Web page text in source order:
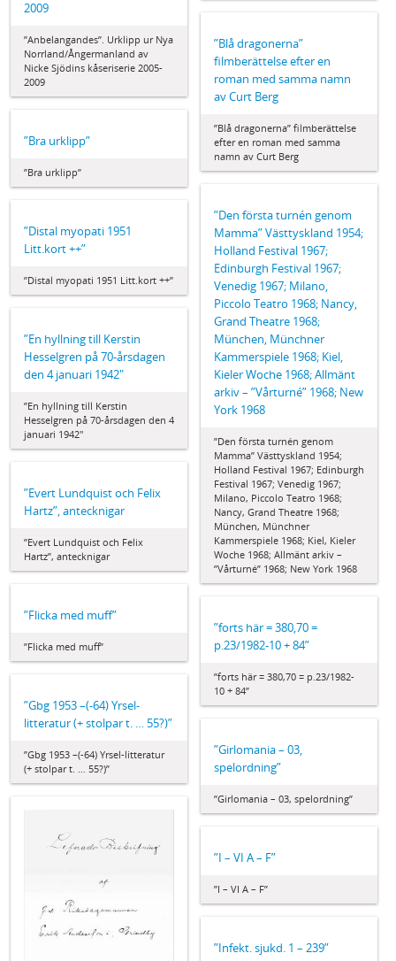
2009
”Anbelangandes”. Urklipp ur Nya
Norrland/Ångermanland av
Nicke Sjödins kåseriserie 2005-
2009
”Blå dragonerna”
filmberättelse efter en
roman med samma namn
av Curt Berg
”Blå dragonerna” filmberättelse
efter en roman med samma
namn av Curt Berg
”Bra urklipp”
”Bra urklipp”
”Den första turnén genom
Mamma” Västtyskland 1954;
Holland Festival 1967;
Edinburgh Festival 1967;
Venedig 1967; Milano,
Piccolo Teatro 1968; Nancy,
Grand Theatre 1968;
München, Münchner
Kammerspiele 1968; Kiel,
Kieler Woche 1968; Allmänt
arkiv – ”Vårturné” 1968; New
York 1968
”Den första turnén genom
Mamma” Västtyskland 1954;
Holland Festival 1967; Edinburgh
Festival 1967; Venedig 1967;
Milano, Piccolo Teatro 1968;
Nancy, Grand Theatre 1968;
München, Münchner
Kammerspiele 1968; Kiel, Kieler
Woche 1968; Allmänt arkiv –
”Vårturné” 1968; New York 1968
”Distal myopati 1951
Litt.kort ++”
”Distal myopati 1951 Litt.kort ++”
”En hyllning till Kerstin
Hesselgren på 70-årsdagen
den 4 januari 1942"
”En hyllning till Kerstin
Hesselgren på 70-årsdagen den 4
januari 1942"
”Evert Lundquist och Felix
Hartz”, antecknigar
”Evert Lundquist och Felix
Hartz”, antecknigar
”Flicka med muff”
”Flicka med muff”
”forts här = 380,70 =
p.23/1982-10 + 84”
”forts här = 380,70 = p.23/1982-
10 + 84”
”Gbg 1953 –(-64) Yrsel-
litteratur (+ stolpar t. … 55?)”
”Gbg 1953 –(-64) Yrsel-litteratur
(+ stolpar t. … 55?)”
”Girlomania – 03,
spelordning”
”Girlomania – 03, spelordning”
”I – VI A – F”
”I – VI A – F”
”Infekt. sjukd. 1 – 239”